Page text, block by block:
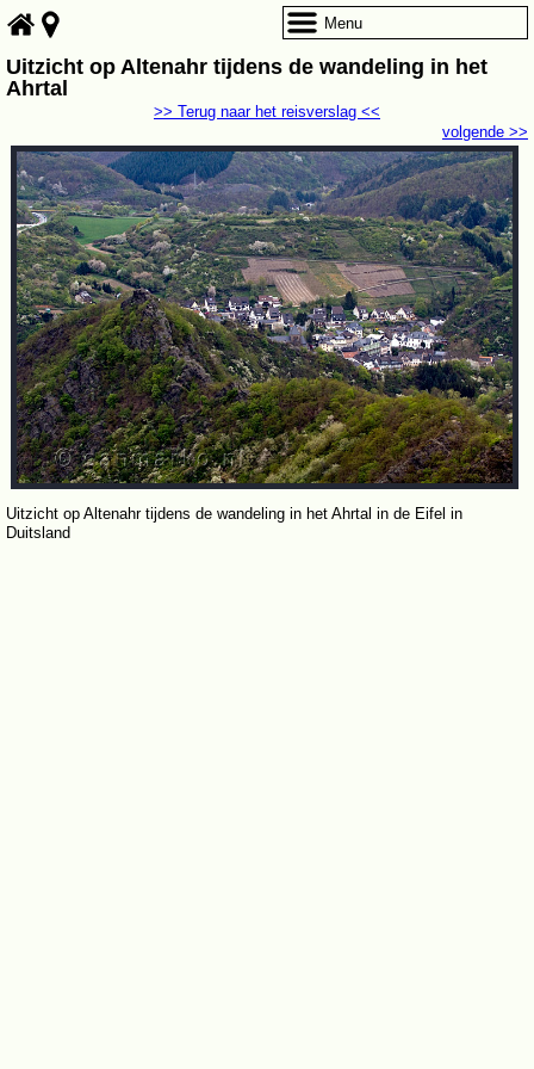
Uitzicht op Altenahr tijdens de wandeling in het
Ahrtal
volgende >>
>> Terug naar het reisverslag <<
Uitzicht op Altenahr tijdens de wandeling in het Ahrtal in de Eifel in
Duitsland
Menu